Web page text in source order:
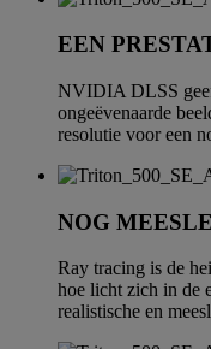
EEN
NVIDIA DLSS
ongeëvenaarde
resolutie voor een
NOG
Ray tracing is de
hoe licht zich in de
realistische en